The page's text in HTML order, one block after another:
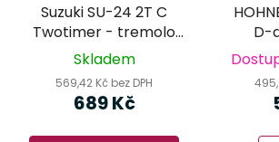
Suzuki SU-24 2T C
Twotimer - tremolo
foukací harmonika
Skladem
569,42 Kč bez DPH
689 Kč
D-